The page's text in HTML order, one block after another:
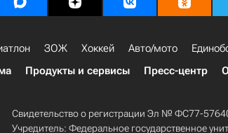
ЗОЖ Хоккей Авто/мото
Продукты и сервисы Пресс-центр
Свидетельство о регистрации Эл № ФС77-
Учредитель: Федеральное государственное